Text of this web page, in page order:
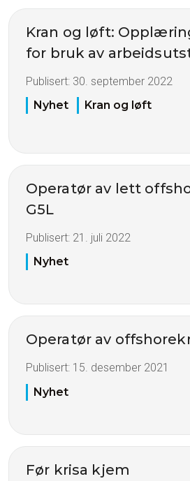
Kran og løft:
for bruk av
Publisert: 30. september 2022
Nyhet
Kran og løft
Operatør av lett
G5L
Publisert: 21. juli 2022
Nyhet
Operatør av
Publisert: 15. desember 2021
Nyhet
Før krisa kjem